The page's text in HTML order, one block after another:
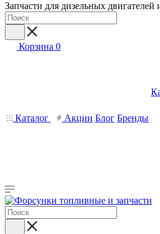
Запчасти для дизельных
Корзина 0
Каталог Акции Блог Бренды